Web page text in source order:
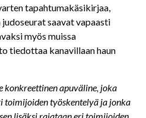
tapahtumakäsikirjaa,
saavat vapaasti
myös muissa
tiedottaa kanavillaan haun
konkreettinen apuväline, joka
toimijoiden työskentelyä ja jonka
lisäksi rajataan eri toimijoiden